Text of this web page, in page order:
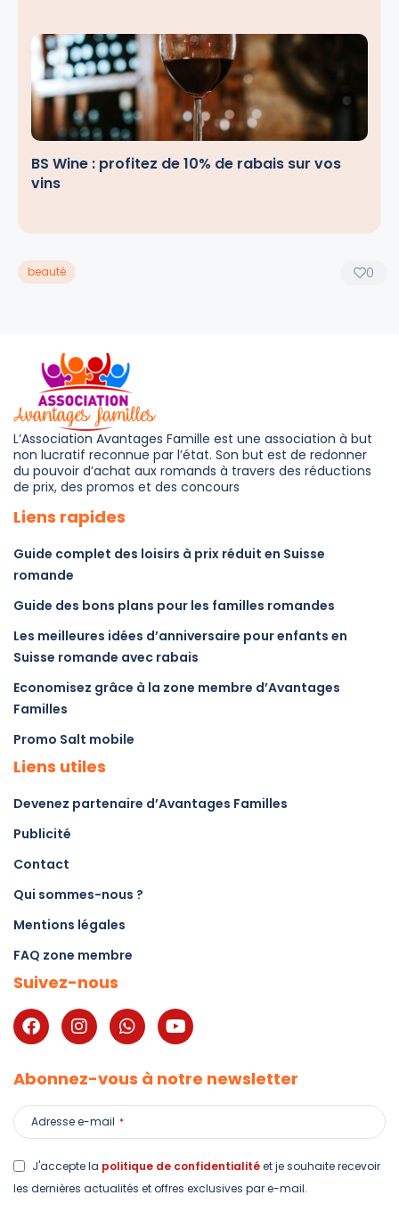
BS Wine : profitez de 10% de rabais sur vos
vins
beauté 0
L’Association Avantages Famille est une association à but
non lucratif reconnue par l’état. Son but est de redonner
du pouvoir d’achat aux romands à travers des réductions
de prix, des promos et des concours
Liens rapides
Guide complet des loisirs à prix réduit en Suisse
romande
Guide des bons plans pour les familles romandes
Les meilleures idées d’anniversaire pour enfants en
Suisse romande avec rabais
Economisez grâce à la zone membre d’Avantages
Familles
Promo Salt mobile
Liens utiles
Devenez partenaire d’Avantages Familles
Publicité
Contact
Qui sommes-nous ?
Mentions légales
FAQ zone membre
Suivez-nous
Abonnez-vous à notre newsletter
Adresse e-mail *
J'accepte la politique de confidentialitéet je souhaite recevoir
les dernières actualités et offres exclusives par e-mail.